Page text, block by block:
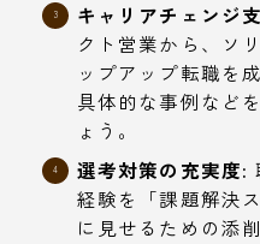
キャリアチェンジ
クト営業から、ソ
ップアップ転職を
具体的な事例など
ょう。
選考対策の充実度:
経験を「課題解決
に見せるための添